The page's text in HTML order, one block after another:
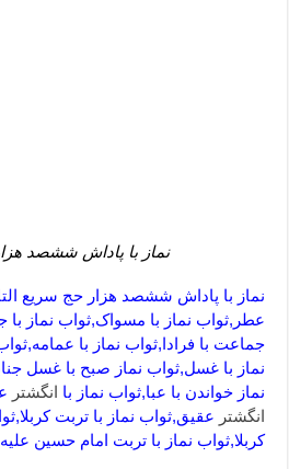
نماز با پاداش ششصد
نماز با پاداش ششصد هزار حج سریع
عطر,ثواب نماز با مسواک,ثواب نماز
جماعت با فرادا,ثواب نماز با
نماز با غسل,ثواب نماز صبح با غسل
نماز خواندن با عبا,ثواب نماز با انگشتر
انگشتر عقیق,ثواب نماز با تربت
کربلا,ثواب نماز با تربت امام حسین